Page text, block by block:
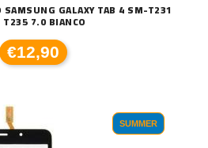
SAMSUNG GALAXY TAB 4 SM-T231
7.0 BIANCO
€12,90
SUMMER